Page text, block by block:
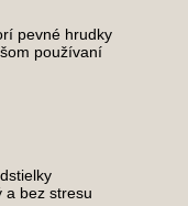
pevné hrudky
používaní
a bez stresu